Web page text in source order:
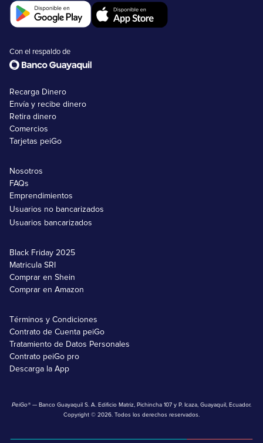
Con el respaldo de
Recarga Dinero
Envía y recibe dinero
Retira dinero
Comercios
Tarjetas peiGo
Nosotros
FAQs
Emprendimientos
Usuarios no bancarizados
Usuarios bancarizados
Black Friday 2025
Matricula SRI
Comprar en Shein
Comprar en Amazon
Términos y Condiciones
Contrato de Cuenta peiGo
Tratamiento de Datos Personales
Contrato peiGo pro
Descarga la App
PeiGo® — Banco Guayaquil S. A. Edificio Matriz, Pichincha 107 y P. Icaza, Guayaquil, Ecuador.
Copyright © 2026. Todos los derechos reservados.